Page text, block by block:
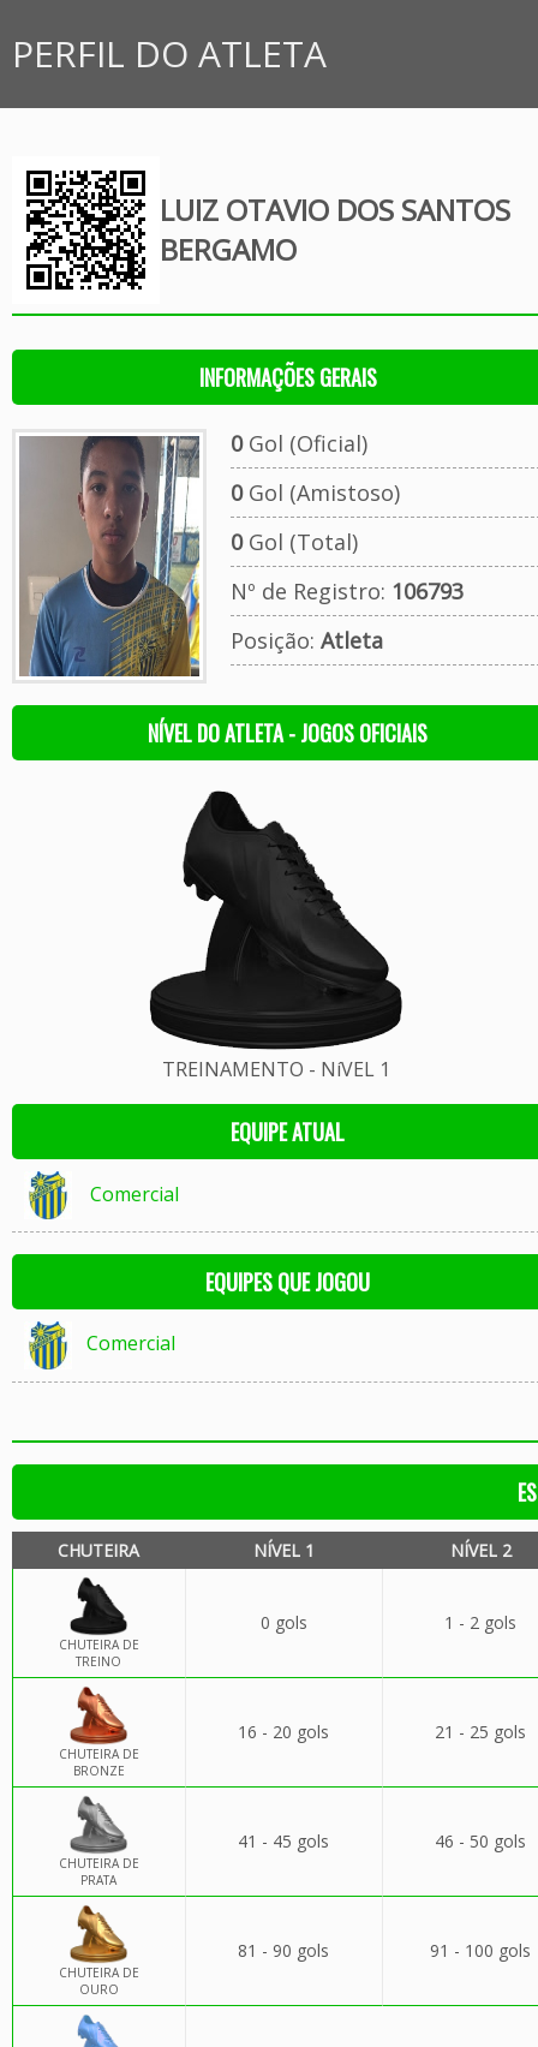
PERFIL DO ATLETA
LUIZ OTAVIO DOS SANTOS
BERGAMO
INFORMAÇÕES GERAIS
0Gol (Oficial)
0Gol (Amistoso)
0Gol (Total)
Nº de Registro: 106793
Posição: Atleta
NÍVEL DO ATLETA - JOGOS OFICIAIS
TREINAMENTO - NíVEL 1
EQUIPE ATUAL
Comercial
EQUIPES QUE JOGOU
Comercial
CHUTEIRA NÍVEL 1 NÍVEL 2
CHUTEIRA DE
TREINO
0 gols 1 - 2 gols
CHUTEIRA DE
BRONZE
16 - 20 gols 21 - 25 gols
CHUTEIRA DE
PRATA
41 - 45 gols 46 - 50 gols
CHUTEIRA DE
OURO
81 - 90 gols 91 - 100 gols